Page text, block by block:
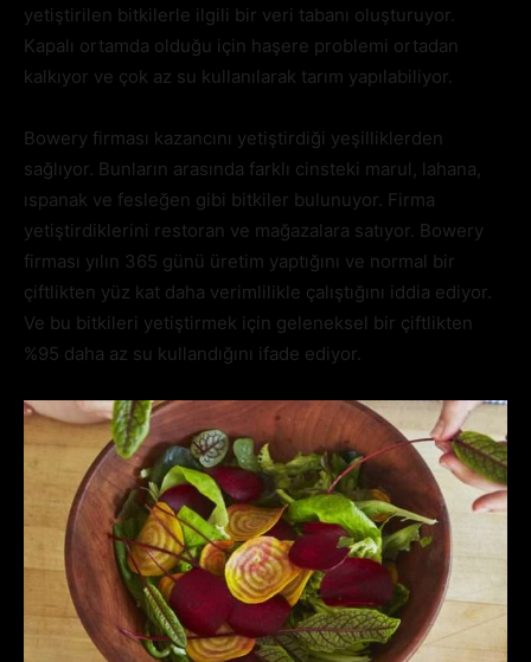
yetiştirilen bitkilerle ilgili bir veri tabanı oluşturuyor.
Kapalı ortamda olduğu için haşere problemi ortadan
kalkıyor ve çok az su kullanılarak tarım yapılabiliyor.
Bowery firması kazancını yetiştirdiği yeşilliklerden
sağlıyor. Bunların arasında farklı cinsteki marul, lahana,
ıspanak ve fesleğen gibi bitkiler bulunuyor. Firma
yetiştirdiklerini restoran ve mağazalara satıyor. Bowery
firması yılın 365 günü üretim yaptığını ve normal bir
çiftlikten yüz kat daha verimlilikle çalıştığını iddia ediyor.
Ve bu bitkileri yetiştirmek için geleneksel bir çiftlikten
%95 daha az su kullandığını ifade ediyor.